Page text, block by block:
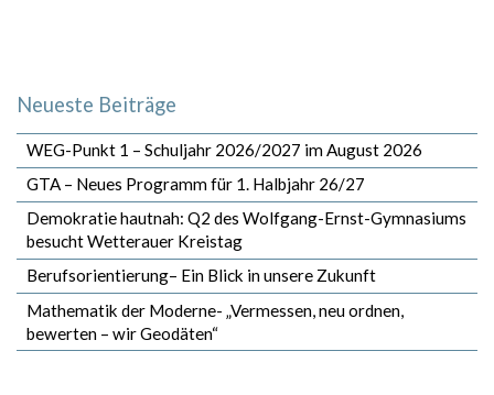
Neueste Beiträge
WEG-Punkt 1 – Schuljahr 2026/2027 im August 2026
GTA – Neues Programm für 1. Halbjahr 26/27
Demokratie hautnah: Q2 des Wolfgang-Ernst-Gymnasiums
besucht Wetterauer Kreistag
Berufsorientierung– Ein Blick in unsere Zukunft
Mathematik der Moderne- „Vermessen, neu ordnen,
bewerten – wir Geodäten“